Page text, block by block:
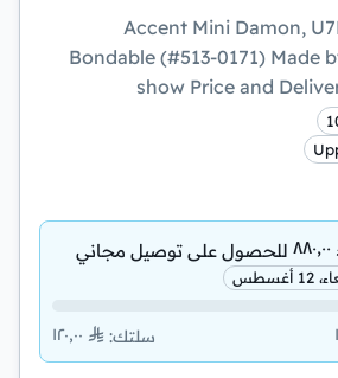
Accent Mini Damon,
Bondable (#513-0171) Made
show Price and
٨٨٠٫٠٠ للحصول على توصيل مجاني
سلتك: ١٢٠٫٠٠